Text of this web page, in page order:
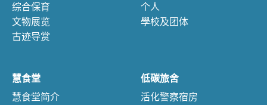
综合保育
文物展览
古迹导赏
个人
學校及团体
慧食堂
慧食堂简介
低碳旅舍
活化警察宿房